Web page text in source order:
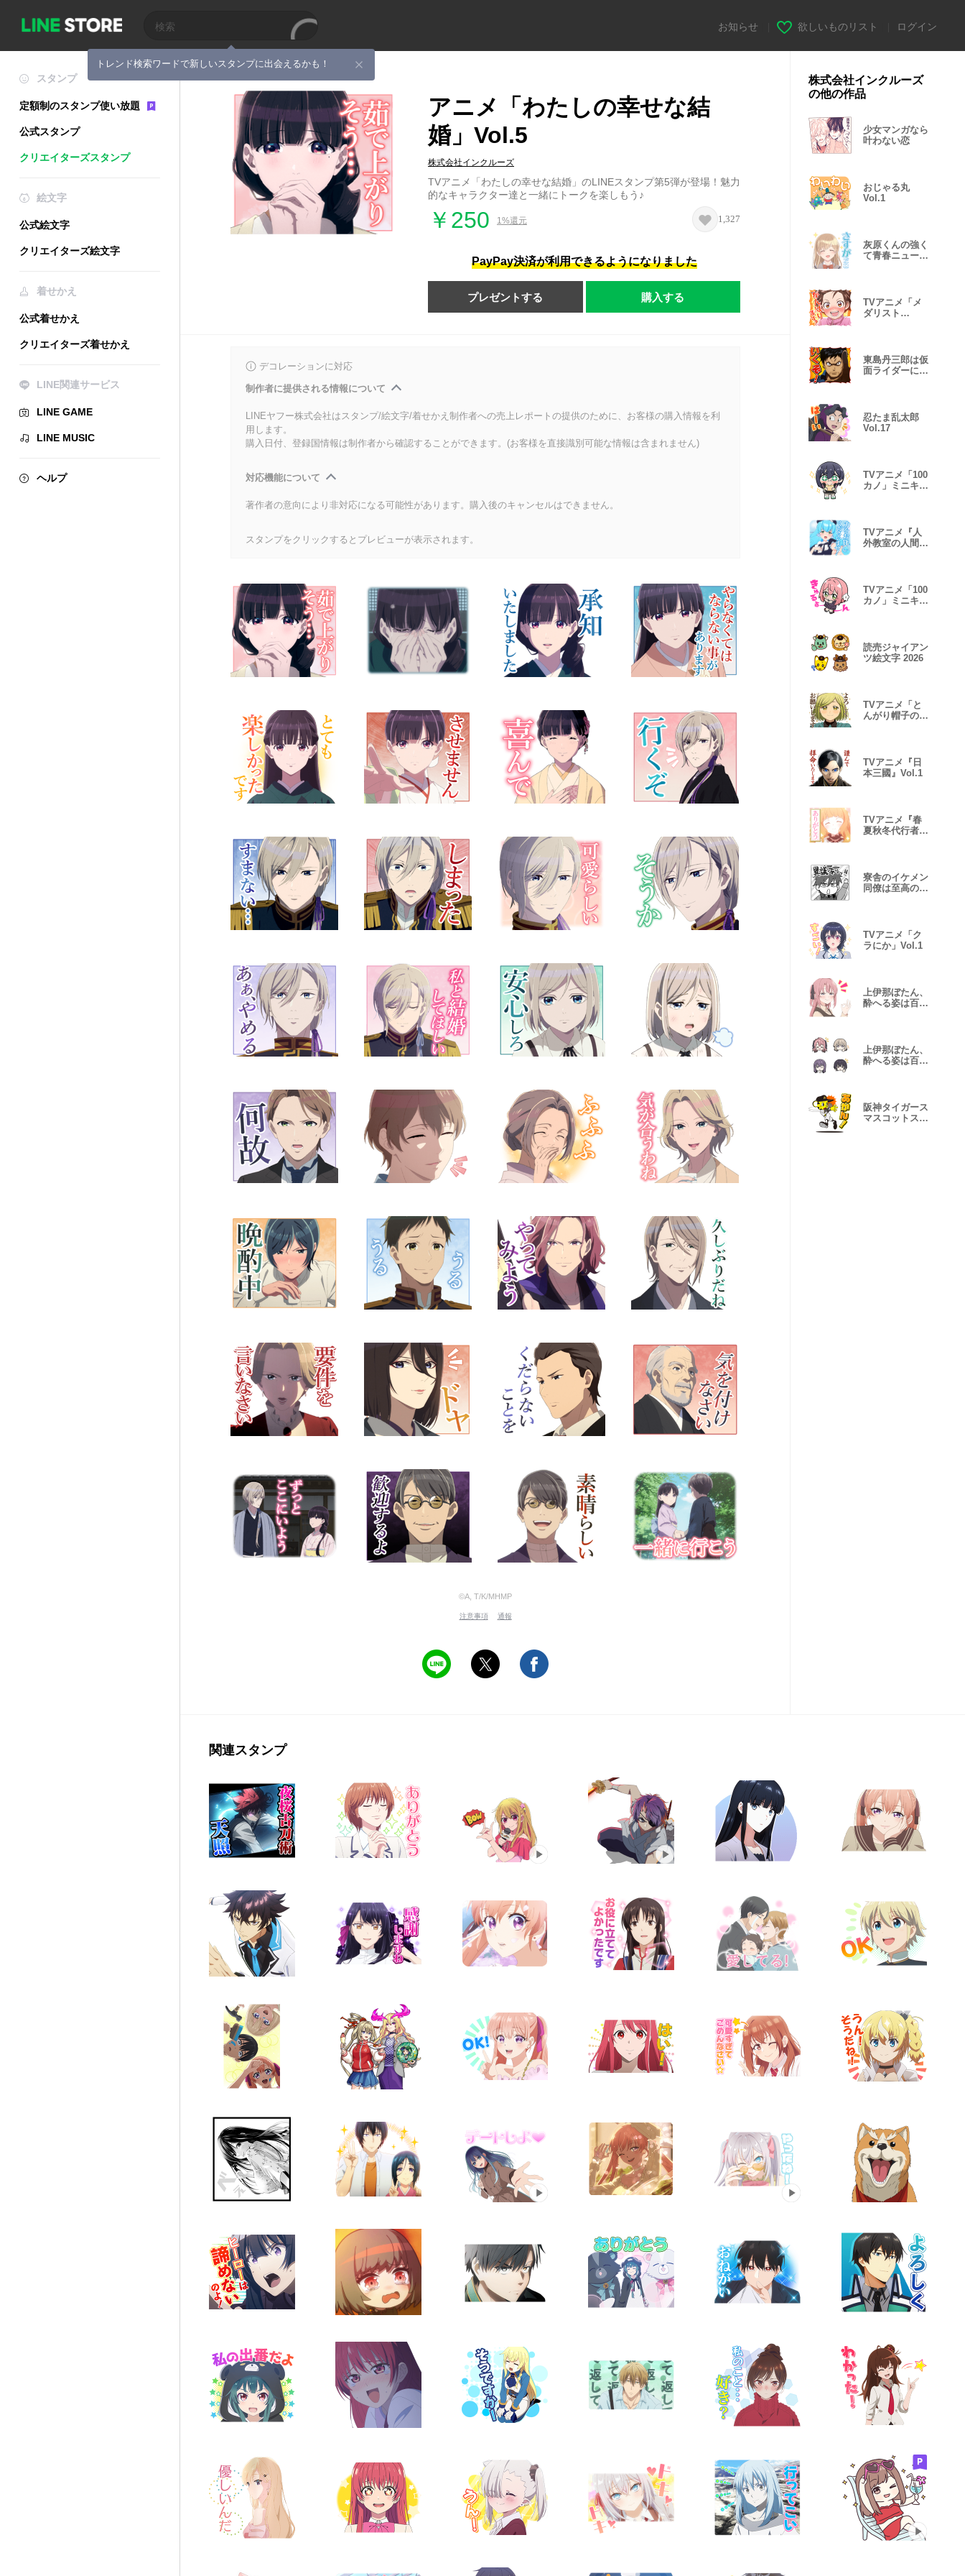
トレンド検索ワードで新しいスタンプに出会えるかも！
お知らせ 欲しいものリスト ログイン
スタンプ
定額制のスタンプ使い放題
公式スタンプ
クリエイターズスタンプ
絵文字
公式絵文字
クリエイターズ絵文字
着せかえ
公式着せかえ
クリエイターズ着せかえ
LINE関連サービス
LINE GAME
LINE MUSIC
ヘルプ
アニメ「わたしの幸せな結
婚」Vol.5
株式会社インクルーズ
TVアニメ「わたしの幸せな結婚」のLINEスタンプ第5弾が登場！魅力
的なキャラクター達と一緒にトークを楽しもう♪
￥250 1%還元 1,327
PayPay決済が利用できるようになりました
プレゼントする 購入する
デコレーションに対応
制作者に提供される情報について
LINEヤフー株式会社はスタンプ/絵文字/着せかえ制作者への売上レポートの提供のために、お客様の購入情報を利
用します。
購入日付、登録国情報は制作者から確認することができます。(お客様を直接識別可能な情報は含まれません)
対応機能について
著作者の意向により非対応になる可能性があります。購入後のキャンセルはできません。
スタンプをクリックするとプレビューが表示されます。
©A, T/K/MHMP
注意事項 通報
株式会社インクルーズ
の他の作品
少女マンガなら
叶わない恋
おじゃる丸
Vol.1
灰原くんの強く
て青春ニューゲ
TVアニメ「メ
ダリスト
東島丹三郎は仮
面ライダーにな
忍たま乱太郎
Vol.17
TVアニメ「100
カノ」ミニキャ
TVアニメ『人
外教室の人間嫌
TVアニメ「100
カノ」ミニキャ
読売ジャイアン
ツ絵文字 2026
TVアニメ「と
んがり帽子のア
TVアニメ『日
本三國』Vol.1
TVアニメ『春
夏秋冬代行者
寮舎のイケメン
同僚は至高のプ
TVアニメ「ク
ラにか」Vol.1
上伊那ぼたん、
酔へる姿は百合
上伊那ぼたん、
酔へる姿は百合
阪神タイガース
マスコットスタ
関連スタンプ